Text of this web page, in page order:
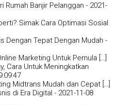
Rumah Banjir Pelanggan - 2021-
Simak Cara Optimasi Sosial
Dengan Tepat Dengan Mudah -
Marketing Untuk Pemula […]
Cara Untuk Meningkatkan
Midtrans Mudah dan Cepat […]
di Era Digital - 2021-11-08